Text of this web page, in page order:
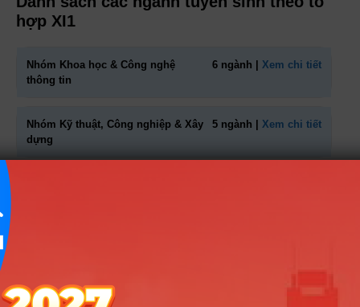
hợp XI1
Nhóm Khoa học & Công nghệ
thông tin
6 ngành | Xem chi tiết
Nhóm Kỹ thuật, Công nghiệp & Xây
dựng
5 ngành | Xem chi tiết
Xem chi tiết